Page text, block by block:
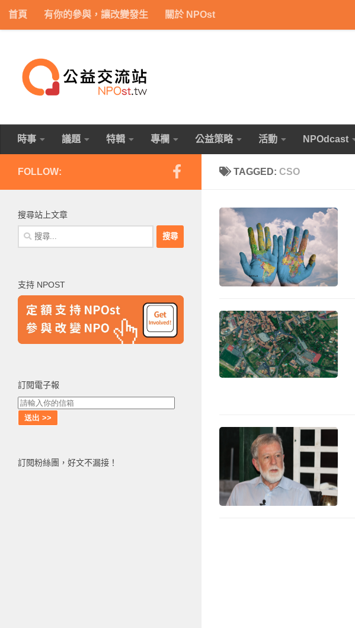
Skip to content
首頁 有你的參與，讓改變發生 關於 NPOst
時事 議題 特輯 專欄 公益策略 活動 NPOdcast
TAGGED: CSO
FOLLOW:
搜尋站上文章
搜
尋
字:
支持 NPOST
訂閱電子報
訂閱粉絲團，好文不漏接！